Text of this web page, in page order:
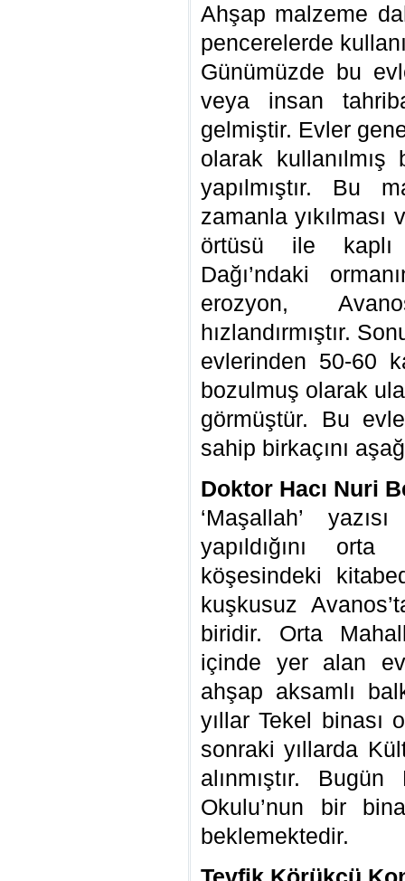
Ahşap malzeme
pencerelerde
Günümüzde bu
veya insan
gelmiştir. Evler
olarak kullanılmış
yapılmıştır. Bu
zamanla
örtüsü ile
Dağı’ndaki
erozyon,
hızlandırmıştır.
evlerinden 50-60
bozulmuş olarak
görmüştür. Bu
sahip birkaçını
Doktor Hacı Nuri
‘Maşallah’
yapıldığını
köşesindeki
kuşkusuz
biridir. Orta
içinde yer alan ev
ahşap aksamlı
yıllar Tekel binası
sonraki yıllarda
alınmıştır.
Okulu’nun bir
beklemektedir.